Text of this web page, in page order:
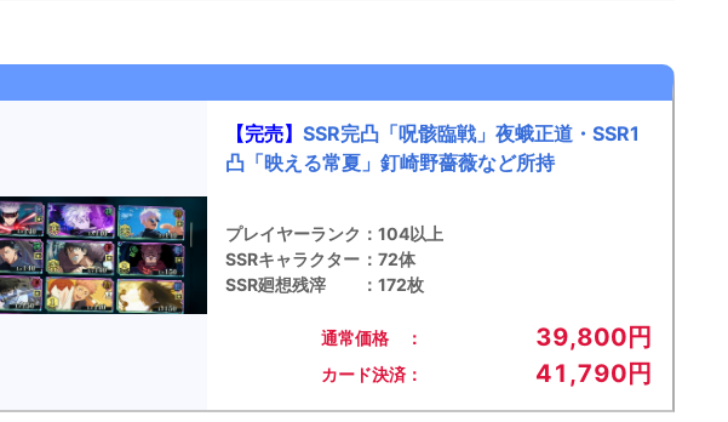
【完売】 SSR完凸「呪骸臨戦」夜蛾正道・SSR1
凸「映える常夏」釘崎野薔薇など所持
プレイヤーランク
SSRキャラクター
SSR廻想残滓
：
：
：
104以上
72体
172枚
通常価格 ： 39,800円
カード決済： 41,790円